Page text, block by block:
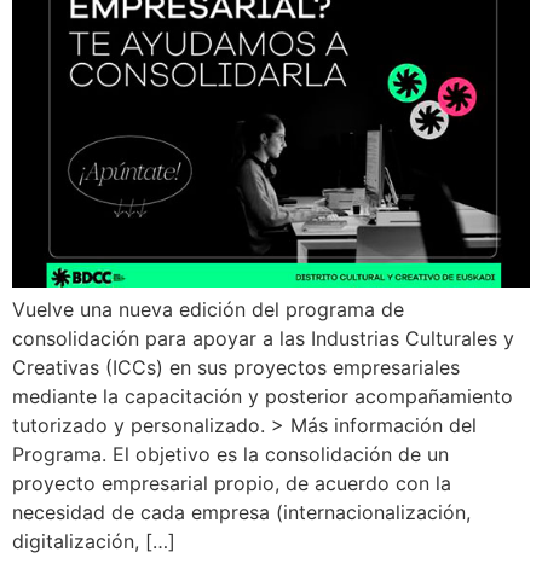
Vuelve una nueva edición del programa de
consolidación para apoyar a las Industrias Culturales y
Creativas (ICCs) en sus proyectos empresariales
mediante la capacitación y posterior acompañamiento
tutorizado y personalizado. > Más información del
Programa. El objetivo es la consolidación de un
proyecto empresarial propio, de acuerdo con la
necesidad de cada empresa (internacionalización,
digitalización, […]